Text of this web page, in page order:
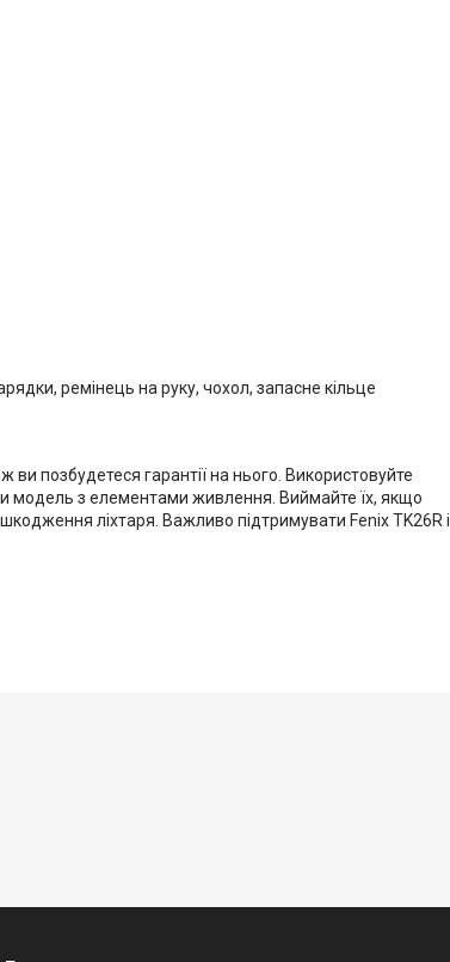
ремінець на руку, чохол, запасне кільце
позбудетеся гарантії на нього. Використовуйте
модель з елементами живлення. Виймайте їх, якщо
ліхтаря. Важливо підтримувати Fenix TK26R і